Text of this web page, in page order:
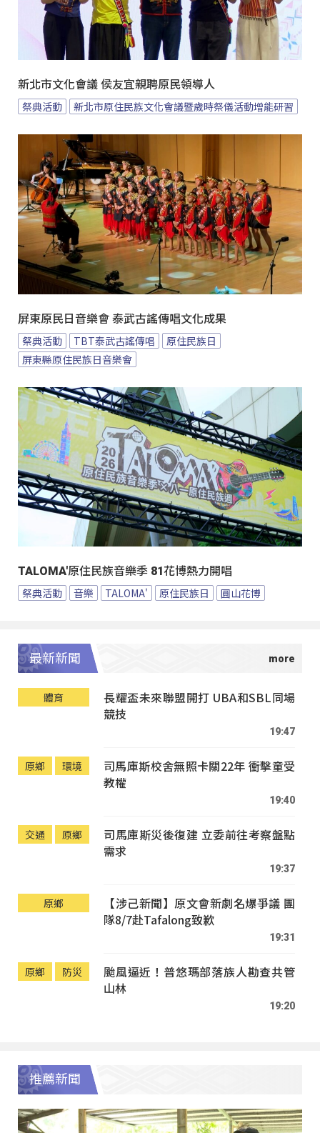
新北市文化會議 侯友宜親聘原民領導人
祭典活動 新北市原住民族文化會議暨歲時祭儀活動增能研習
屏東原民日音樂會 泰武古謠傳唱文化成果
祭典活動 TBT泰武古謠傳唱
原住民族日
屏東縣原住民族日音樂會
TALOMA'原住民族音樂季 81花博熱力開唱
祭典活動 音樂 TALOMA' 原住民族日 圓山花博
最新新聞
體育
長耀盃未來聯盟開打 UBA和SBL同場
競技
19:47
原鄉 環境
司馬庫斯校舍無照卡關22年 衝擊童受
教權
19:40
交通 原鄉
司馬庫斯災後復建 立委前往考察盤點
需求
19:37
原鄉
【涉己新聞】原文會新劇名爆爭議 團
隊8/7赴Tafalong致歉
19:31
原鄉 防災
颱風逼近！普悠瑪部落族人勘查共管
山林
19:20
推薦新聞